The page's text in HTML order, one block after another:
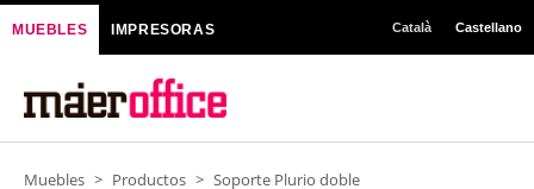
contenido
MUEBLES IMPRESORAS Català Castellano
Muebles > Productos > Soporte Plurio doble